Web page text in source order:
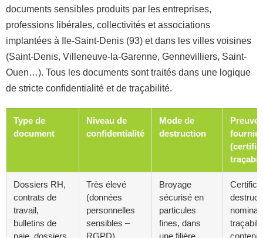
documents sensibles produits par les entreprises,
professions libérales, collectivités et associations
implantées à Ile-Saint-Denis (93) et dans les villes voisines
(Saint-Denis, Villeneuve-la-Garenne, Gennevilliers, Saint-
Ouen…). Tous les documents sont traités dans une logique
de stricte confidentialité et de traçabilité.
Type de
document
Niveau de
confidentialité
Mode de
destruction
Preuve
fournie
Dossiers RH,
contrats de
travail,
bulletins de
Très élevé
(données
personnelles
sensibles –
Broyage
sécurisé en
particules
fines, dans